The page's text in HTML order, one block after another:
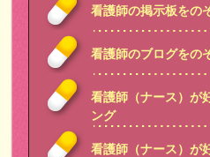
看護師の掲示板をの
看護師のブログをの
看護師（ナース）が
ング
看護師（ナース）が